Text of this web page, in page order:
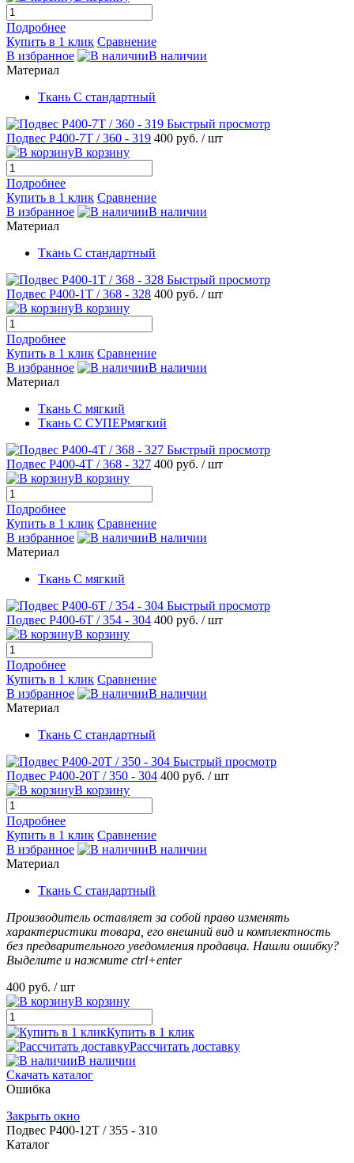
Подробнее
Купить в 1 клик Сравнение
В избранное
В наличии
Материал
Ткань С стандартный
Быстрый просмотр
Подвес Р400-7T / 360 - 319 400 руб. / шт
В корзину
Подробнее
Купить в 1 клик Сравнение
В избранное
В наличии
Материал
Ткань С стандартный
Быстрый просмотр
Подвес Р400-1T / 368 - 328 400 руб. / шт
В корзину
Подробнее
Купить в 1 клик Сравнение
В избранное
В наличии
Материал
Ткань С мягкий
Ткань С СУПЕРмягкий
Быстрый просмотр
Подвес Р400-4T / 368 - 327 400 руб. / шт
В корзину
Подробнее
Купить в 1 клик Сравнение
В избранное
В наличии
Материал
Ткань С мягкий
Быстрый просмотр
Подвес Р400-6T / 354 - 304 400 руб. / шт
В корзину
Подробнее
Купить в 1 клик Сравнение
В избранное
В наличии
Материал
Ткань С стандартный
Быстрый просмотр
Подвес P400-20T / 350 - 304 400 руб. / шт
В корзину
Подробнее
Купить в 1 клик Сравнение
В избранное
В наличии
Материал
Ткань С стандартный
Производитель оставляет за собой право изменять
характеристики товара, его внешний вид и комплектность
без предварительного уведомления продавца. Нашли ошибку?
Выделите и нажмите ctrl+enter
400 руб. / шт
В корзину
Купить в 1 клик
Рассчитать доставку
В наличии
Скачать каталог
Ошибка
Закрыть окно
Подвес Р400-12T / 355 - 310
Каталог